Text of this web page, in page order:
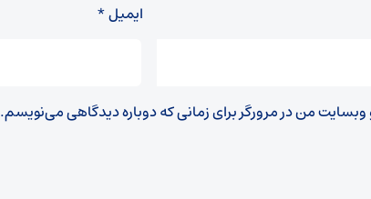
ایمیل*
وبسایت من در مرورگر برای زمانی که دوباره دیدگاهی می‌نویسم.